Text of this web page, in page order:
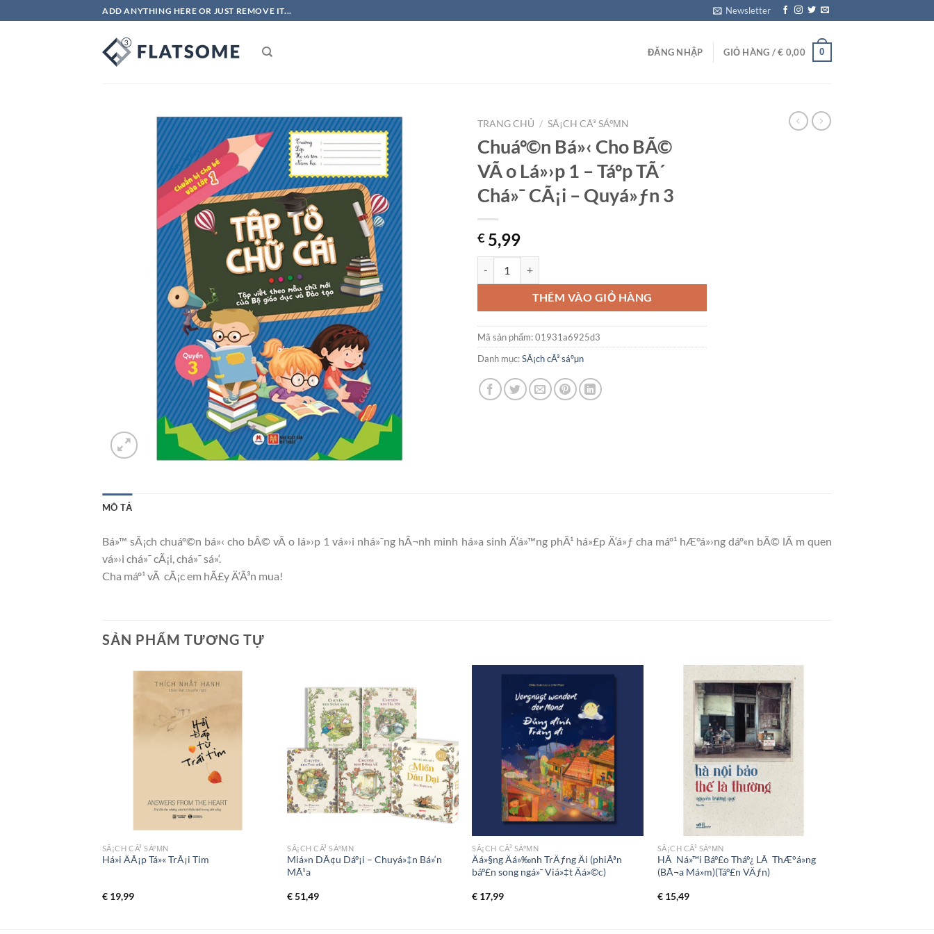
qua
ADD ANYTHING HERE OR JUST REMOVE IT... Newsletter
ĐĂNG NHẬP GIỎ HÀNG /€ 0,00 0
TRANG CHỦ / SÃ¡CH CÃ³ SÁºΜN
Chuáº©n Bá»‹ Cho BÃ©
VÃ o Lá»›p 1 – Táº­p TÃ´
Chá»¯ CÃ¡i – Quyá»ƒn 3
€ 5,99
THÊM VÀO GIỎ HÀNG
Mã sản phẩm:01931a6925d3
Danh mục:SÃ¡ch cÃ³ sáºµn
MÔ TẢ
Bá»™ sÃ¡ch chuáº©n bá»‹ cho bÃ© vÃ o lá»›p 1 vá»›i nhá»¯ng hÃ¬nh minh há»a sinh Ä‘á»™ng phÃ¹ há»£p Ä‘á»ƒ cha máº¹ hÆ°á»›ng dáº«n bÃ© lÃ m quen
vá»›i chá»¯ cÃ¡i, chá»¯ sá»‘.
Cha máº¹ vÃ cÃ¡c em hÃ£y Ä‘Ã³n mua!
SẢN PHẨM TƯƠNG TỰ
SÃ¡CH CÃ³ SÁºΜN
Há»i ÄÃ¡p Tá»« TrÃ¡i Tim
€19,99
SÃ¡CH CÃ³ SÁºΜN
Miá»n DÃ¢u Dáº¡i – Chuyá»‡n Bá»‘n
MÃ¹a
€51,49
SÃ¡CH CÃ³ SÁºΜN
Äá»§ng Äá»‰nh TrÄƒng Äi (phiÃªn
báº£n song ngá»¯ Viá»‡t Äá»©c)
€ 17,99
SÃ¡CH CÃ³ SÁºΜN
HÃ Ná»™i Báº£o Tháº¿ LÃ ThÆ°á»ng
(BÃ¬a Má»m)(Táº£n VÄƒn)
€15,49